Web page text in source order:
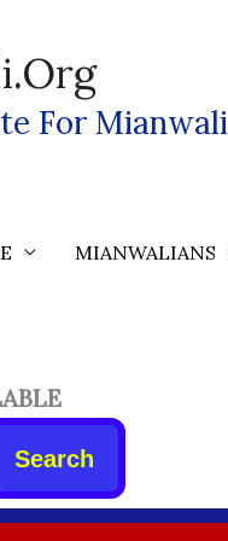
For Mianwali
MIANWALIANS
Search